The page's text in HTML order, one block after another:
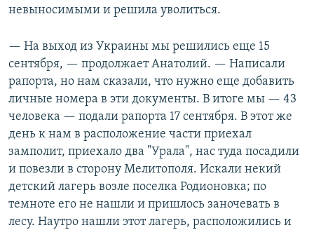
невыносимыми и решила уволиться.
— На выход из Украины мы решились еще 15
сентября, — продолжает Анатолий. — Написали
рапорта, но нам сказали, что нужно еще добавить
личные номера в эти документы. В итоге мы — 43
человека — подали рапорта 17 сентября. В этот же
день к нам в расположение части приехал
замполит, приехало два "Урала", нас туда посадили
и повезли в сторону Мелитополя. Искали некий
детский лагерь возле поселка Родионовка; по
темноте его не нашли и пришлось заночевать в
лесу. Наутро нашли этот лагерь, расположились и